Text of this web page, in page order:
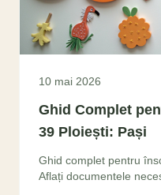
10 mai 2026
Ghid Complet
39 Ploiești: Pași
Ghid complet pentru
Aflați documentele